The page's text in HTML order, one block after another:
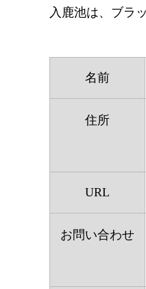
入鹿池は、ブラ
名前
住所
URL
お問い合わせ